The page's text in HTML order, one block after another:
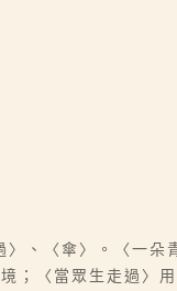
、〈傘〉。〈一朵
；〈當眾生走過〉